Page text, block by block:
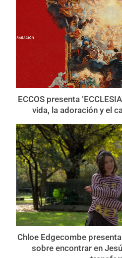
ECCOS presenta
vida, la adoración y el
Chloe Edgecombe
sobre encontrar en